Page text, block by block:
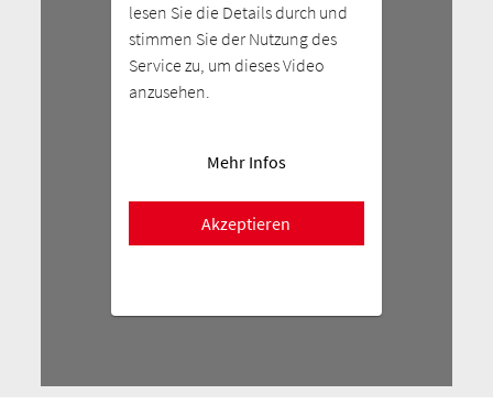
lesen Sie die Details durch und
stimmen Sie der Nutzung des
Service zu, um dieses Video
anzusehen.
Mehr Infos
Akzeptieren